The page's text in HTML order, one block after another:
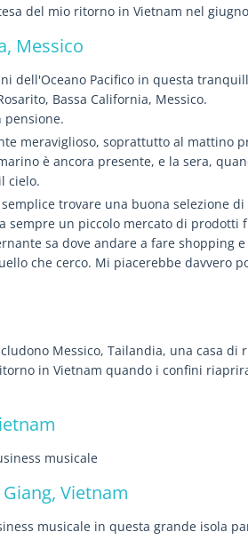
del mio ritorno in Vietnam nel
Messico
dell'Oceano Pacifico in questa
Bassa California, Messico.
pensione.
meraviglioso, soprattutto al mattino
è ancora presente, e la sera,
cielo.
trovare una buona selezione
sempre un piccolo mercato di prodotti
sa dove andare a fare shopping
che cerco. Mi piacerebbe davvero
Messico, Tailandia, una casa di
in Vietnam quando i confini
musicale
Vietnam
musicale in questa grande isola